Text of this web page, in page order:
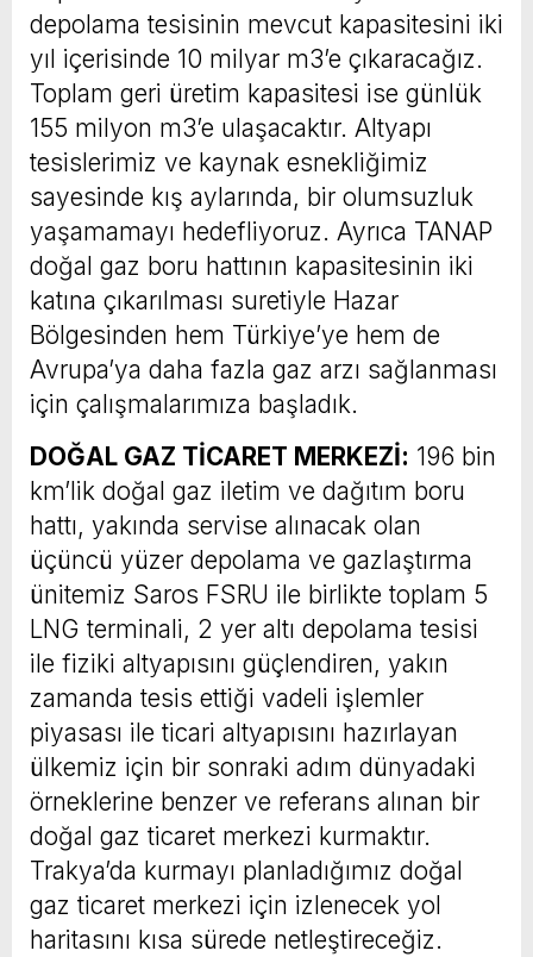
depolama tesisinin mevcut kapasitesini iki
yıl içerisinde 10 milyar m3’e çıkaracağız.
Toplam geri üretim kapasitesi ise günlük
155 milyon m3’e ulaşacaktır. Altyapı
tesislerimiz ve kaynak esnekliğimiz
sayesinde kış aylarında, bir olumsuzluk
yaşamamayı hedefliyoruz. Ayrıca TANAP
doğal gaz boru hattının kapasitesinin iki
katına çıkarılması suretiyle Hazar
Bölgesinden hem Türkiye’ye hem de
Avrupa’ya daha fazla gaz arzı sağlanması
için çalışmalarımıza başladık.
DOĞAL GAZ TİCARET MERKEZİ: 196 bin
km’lik doğal gaz iletim ve dağıtım boru
hattı, yakında servise alınacak olan
üçüncü yüzer depolama ve gazlaştırma
ünitemiz Saros FSRU ile birlikte toplam 5
LNG terminali, 2 yer altı depolama tesisi
ile fiziki altyapısını güçlendiren, yakın
zamanda tesis ettiği vadeli işlemler
piyasası ile ticari altyapısını hazırlayan
ülkemiz için bir sonraki adım dünyadaki
örneklerine benzer ve referans alınan bir
doğal gaz ticaret merkezi kurmaktır.
Trakya’da kurmayı planladığımız doğal
gaz ticaret merkezi için izlenecek yol
haritasını kısa sürede netleştireceğiz.